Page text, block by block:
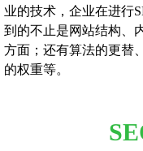
业的技术，企业在进行
到的不止是网站结构、
方面；还有算法的更替
的权重等。